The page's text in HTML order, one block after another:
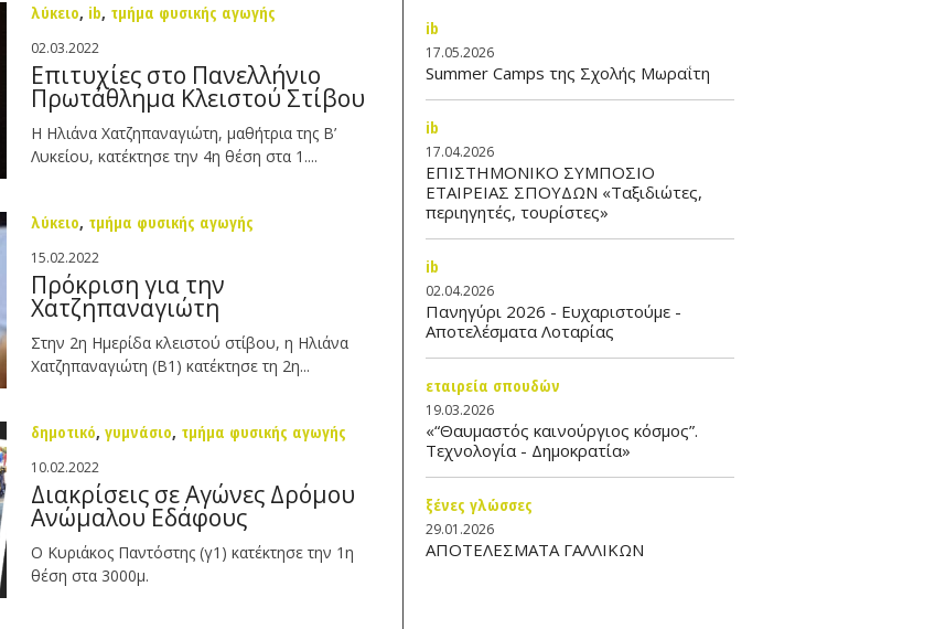
λύκειο, ib, τμήμα φυσικής αγωγής
02.03.2022
Επιτυχίες στο Πανελλήνιο
Πρωτάθλημα Κλειστού Στίβου
Η Ηλιάνα Χατζηπαναγιώτη, μαθήτρια της Β’
Λυκείου, κατέκτησε την 4η θέση στα 1....
λύκειο, τμήμα φυσικής αγωγής
15.02.2022
Πρόκριση για την
Χατζηπαναγιώτη
Στην 2η Ημερίδα κλειστού στίβου, η Ηλιάνα
Χατζηπαναγιώτη (Β1) κατέκτησε τη 2η...
δημοτικό, γυμνάσιο, τμήμα φυσικής αγωγής
10.02.2022
Διακρίσεις σε Αγώνες Δρόμου
Ανώμαλου Εδάφους
Ο Κυριάκος Παντόστης (γ1) κατέκτησε την 1η
θέση στα 3000μ.
ib
17.05.2026
Summer Camps της Σχολής Μωραΐτη
ib
17.04.2026
ΕΠΙΣΤΗΜΟΝΙΚΟ ΣΥΜΠΟΣΙΟ
ΕΤΑΙΡΕΙΑΣ ΣΠΟΥΔΩΝ «Ταξιδιώτες,
περιηγητές, τουρίστες»
ib
02.04.2026
Πανηγύρι 2026 - Ευχαριστούμε -
Αποτελέσματα Λοταρίας
εταιρεία σπουδών
19.03.2026
«“Θαυμαστός καινούργιος κόσμος”.
Τεχνολογία - Δημοκρατία»
ξένες γλώσσες
29.01.2026
ΑΠΟΤΕΛΕΣΜΑΤΑ ΓΑΛΛΙΚΩΝ